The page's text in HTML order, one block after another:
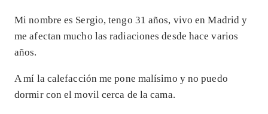
Mi nombre es Sergio, tengo 31 años, vivo en Madrid y
me afectan mucho las radiaciones desde hace varios
años.
A mí la calefacción me pone malísimo y no puedo
dormir con el movil cerca de la cama.